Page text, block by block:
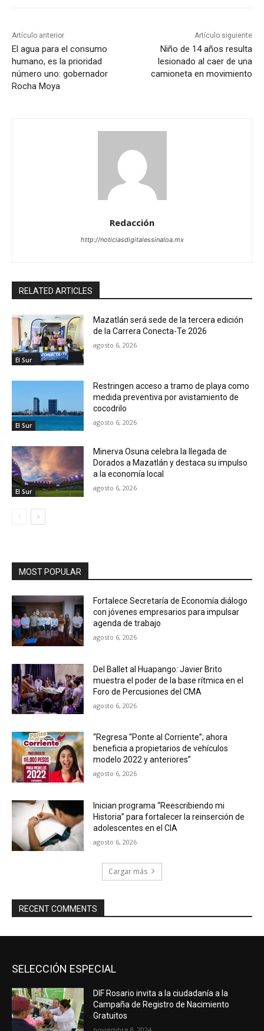
Artículo anterior
El agua para el consumo
humano, es la prioridad
número uno: gobernador
Rocha Moya
Artículo siguiente
Niño de 14 años resulta
lesionado al caer de una
camioneta en movimiento
Redacción
http://noticiasdigitalessinaloa.mx
RELATED ARTICLES
El Sur
Mazatlán será sede de la tercera edición
de la Carrera Conecta-Te 2026
agosto 6, 2026
El Sur
Restringen acceso a tramo de playa como
medida preventiva por avistamiento de
cocodrilo
agosto 6, 2026
El Sur
Minerva Osuna celebra la llegada de
Dorados a Mazatlán y destaca su impulso
a la economía local
agosto 6, 2026
MOST POPULAR
Fortalece Secretaría de Economía diálogo
con jóvenes empresarios para impulsar
agenda de trabajo
agosto 6, 2026
Del Ballet al Huapango: Javier Brito
muestra el poder de la base rítmica en el
Foro de Percusiones del CMA
agosto 6, 2026
“Regresa “Ponte al Corriente”; ahora
beneficia a propietarios de vehículos
modelo 2022 y anteriores”
agosto 6, 2026
Inician programa “Reescribiendo mi
Historia” para fortalecer la reinserción de
adolescentes en el CIA
agosto 6, 2026
Cargar más
RECENT COMMENTS
SELECCIÓN ESPECIAL
DIF Rosario invita a la ciudadanía a la
Campaña de Registro de Nacimiento
Gratuitos